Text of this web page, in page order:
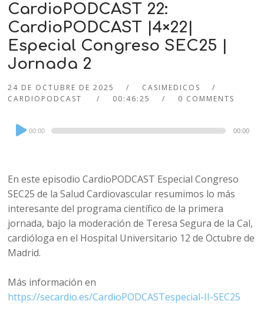
CardioPODCAST 22:
CardioPODCAST |4×22|
Especial Congreso SEC25 |
Jornada 2
24 DE OCTUBRE DE 2025
CASIMEDICOS
CARDIOPODCAST
00:46:25 0 COMMENTS
Audio
Player
00:00 00:00
En este episodio CardioPODCAST Especial Congreso
SEC25 de la Salud Cardiovascular resumimos lo más
interesante del programa científico de la primera
jornada, bajo la moderación de Teresa Segura de la Cal,
cardióloga en el Hospital Universitario 12 de Octubre de
Madrid.
Más información en
https://secardio.es/CardioPODCASTespecial-II-SEC25